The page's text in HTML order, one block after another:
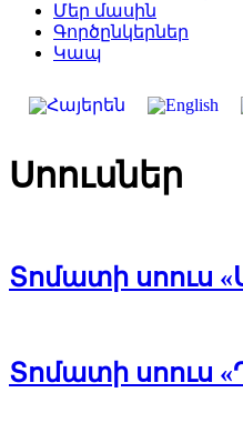
Մեր մասին
Գործընկերներ
Կապ
Սոուսներ
Տոմատի սոուս
Տոմատի սոուս